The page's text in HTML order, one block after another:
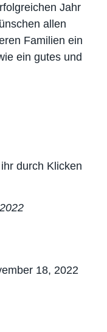
Jahr
allen
Familien ein
ein gutes und
durch Klicken
18, 2022